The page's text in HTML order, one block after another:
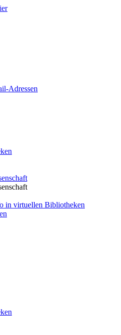
Adressen
in virtuellen Bibliotheken